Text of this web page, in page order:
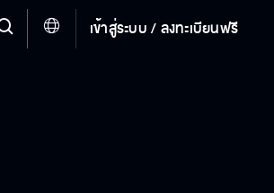
เข้าสู่ระบบ / ลงทะเบียนฟรี
แต่งงานกับตี๋นะ